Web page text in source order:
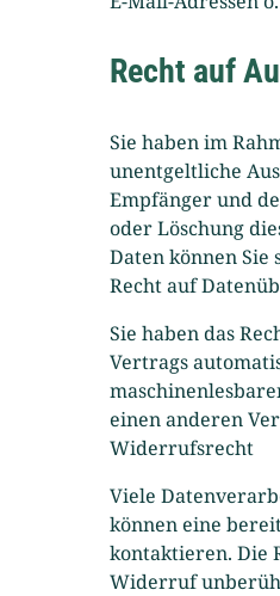
Recht auf
Sie haben im
unentgeltliche
Empfänger und
oder Löschung
Daten können Sie
Recht auf
Sie haben das
Vertrags
einen anderen
Widerrufsrecht
Viele
können eine
kontaktieren. Die
Widerruf